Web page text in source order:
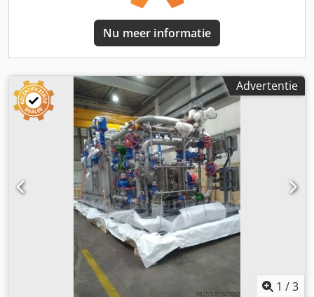
duurzaamheid en robuuste constructie. Dankzij de
geavanceerde technologie zorgt deze compressor voor een
stille werking en garandeert hij tegelijkertijd een
hoogwaardige productie van perslucht. Dit model is
verbeteren en tegelijkertijd de operationele kosten willen
minimaliseren, en is een verstandige keuze voor
verschillende industriële sectoren. Dedpfszpxnvex Alheck
Over het algemeen combineert de Atlas Copco GA37
compressor prestaties en betrouwbaarheid en biedt hij
tegelijkertijd een uitstekende prijs-kwaliteitverhouding
voor een gebruikt apparaat. Het is een verstandige keuze
voor wie op zoek is naar een bewezen en efficiënte
oplossing op het gebied van gesmeerde compressoren.
Nu meer informatie
Advertentie
1 /3